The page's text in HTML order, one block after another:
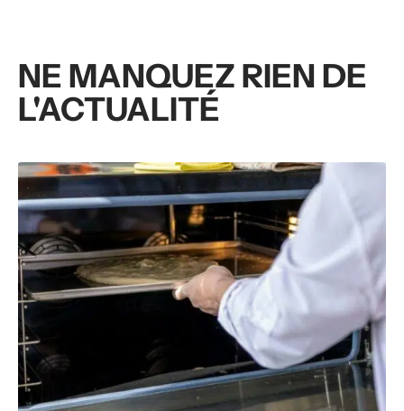
NE MANQUEZ RIEN DE
L'ACTUALITÉ